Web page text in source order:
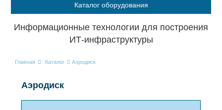
Каталог оборудования
Информационные технологии для построения
ИТ-инфраструктуры
Главная Каталог Аэродиск
Аэродиск